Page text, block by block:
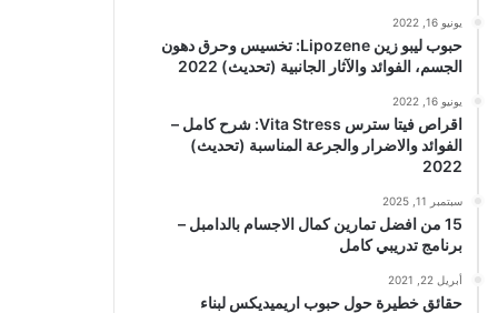
يونيو 16, 2022
حبوب ليبو زين Lipozene: تخسيس وحرق دهون
الجسم، الفوائد والآثار الجانبية (تحديث) 2022
يونيو 16, 2022
اقراص فيتا سترس Vita Stress: شرح كامل –
الفوائد والاضرار والجرعة المناسبة (تحديث)
2022
سبتمبر 11, 2025
15 من افضل تمارين كمال الاجسام بالدامبل –
برنامج تدريبي كامل
أبريل 22, 2021
حقائق خطيرة حول حبوب اريميديكس لبناء